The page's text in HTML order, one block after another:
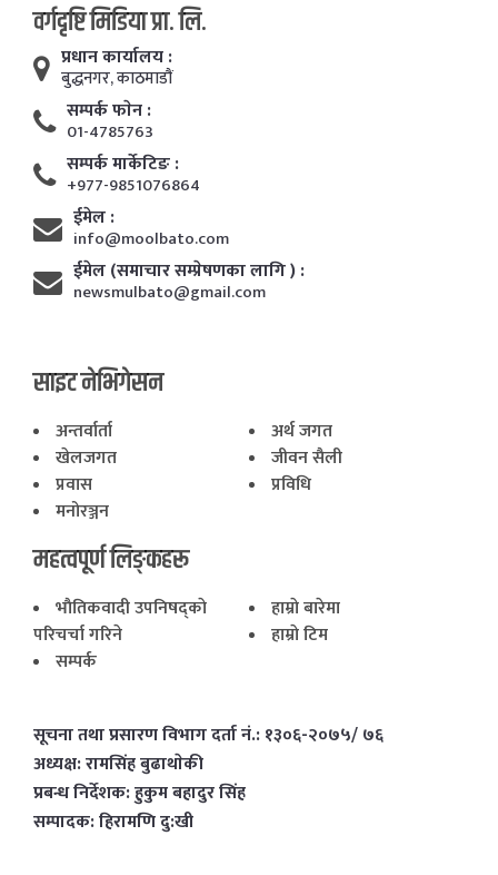
वर्गदृष्टि मिडिया प्रा. लि.
प्रधान कार्यालय :
बुद्धनगर, काठमाडाैं
सम्पर्क फाेन :
01-4785763
सम्पर्क मार्केटिङ :
+977-9851076864
ईमेल :
info@moolbato.com
ईमेल (समाचार सम्प्रेषणका लागि ) :
newsmulbato@gmail.com
साइट नेभिगेसन
अन्तर्वार्ता
अर्थ जगत
खेलजगत
जीवन सैली
प्रवास
प्रविधि
मनोरञ्जन
महत्वपूर्ण लिङ्कहरू
भाैतिकवादी उपनिषद्काे
परिचर्चा गरिने
हाम्राे बारेमा
हाम्राे टिम
सम्पर्क
सूचना तथा प्रसारण विभाग दर्ता नं.: १३०६-२०७५/ ७६
अध्यक्ष: रामसिंह बुढाथाेकी
प्रबन्ध निर्देशक: हुकुम बहादुर सिंह
सम्पादक: हिरामणि दु:खी